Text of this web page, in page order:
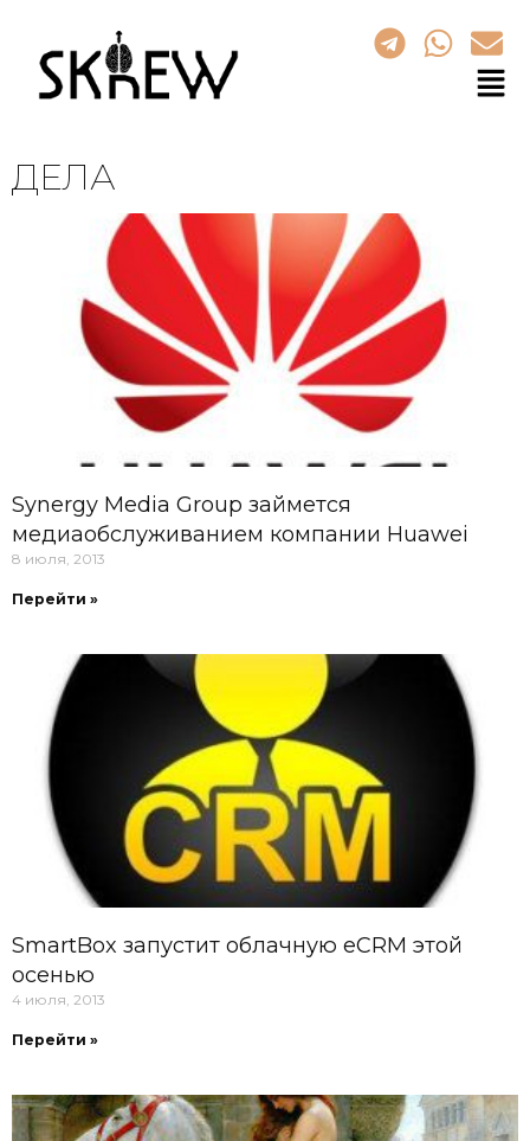
ДЕЛА
Synergy Media Group займется
медиаобслуживанием компании Huawei
8 июля, 2013
Перейти »
SmartBox запустит облачную eCRM этой
осенью
4 июля, 2013
Перейти »